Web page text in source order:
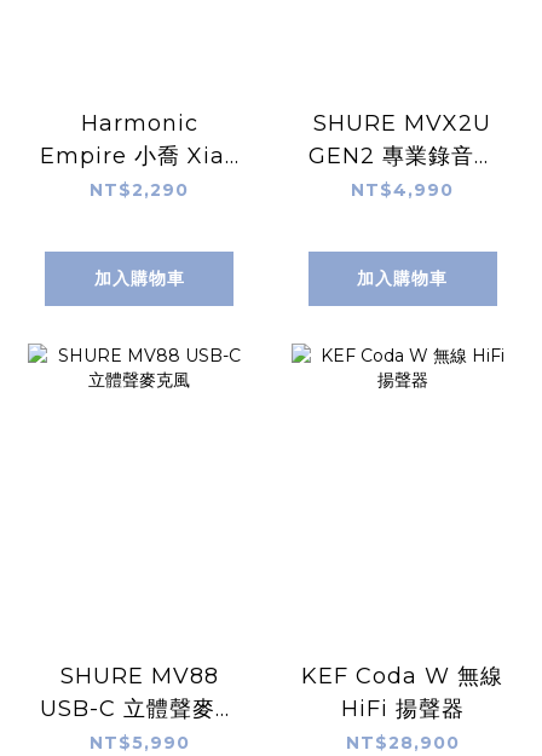
Harmonic
Empire 小喬 Xiao
Qiao 半開放式動圈
NT$2,290
加入購物車
SHURE MVX2U
GEN2 專業錄音介
面
NT$4,990
加入購物車
SHURE MV88
USB-C 立體聲麥克
風
NT$5,990
KEF Coda W 無線
HiFi 揚聲器
NT$28,900